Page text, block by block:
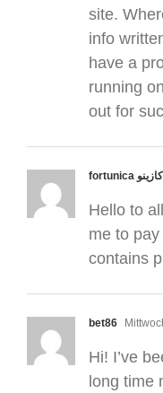
site.
info
have a
running
out for
fortunica كازينو
Hello to
me to
contains
bet86
Hi! I’ve
long time